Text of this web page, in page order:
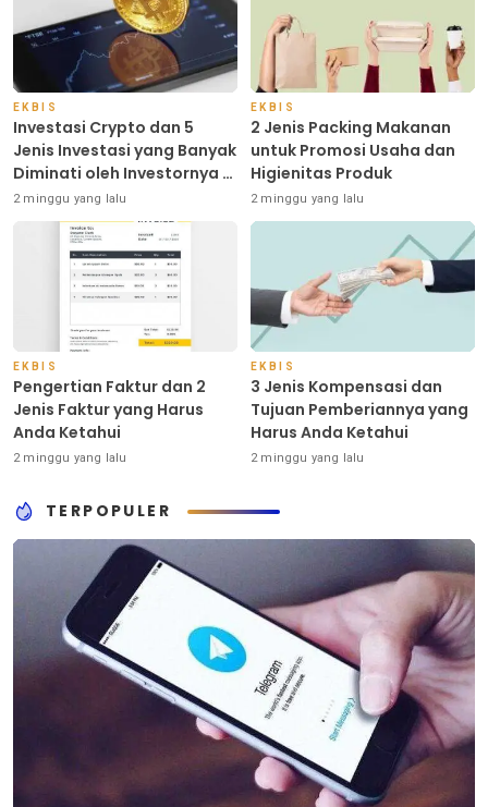
EKBIS
Investasi Crypto dan 5
Jenis Investasi yang Banyak
Diminati oleh Investornya di
Indonesia
2 minggu yang lalu
EKBIS
2 Jenis Packing Makanan
untuk Promosi Usaha dan
Higienitas Produk
2 minggu yang lalu
EKBIS
Pengertian Faktur dan 2
Jenis Faktur yang Harus
Anda Ketahui
2 minggu yang lalu
EKBIS
3 Jenis Kompensasi dan
Tujuan Pemberiannya yang
Harus Anda Ketahui
2 minggu yang lalu
TERPOPULER